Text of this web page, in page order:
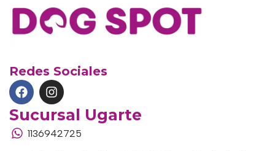
Redes Sociales
Sucursal Ugarte
1136942725